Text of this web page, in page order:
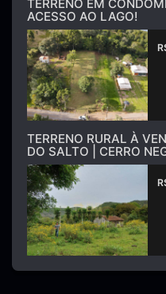
TERRENO EM
ACESSO AO LAGO!
TERRENO RURAL À
DO SALTO | CERRO